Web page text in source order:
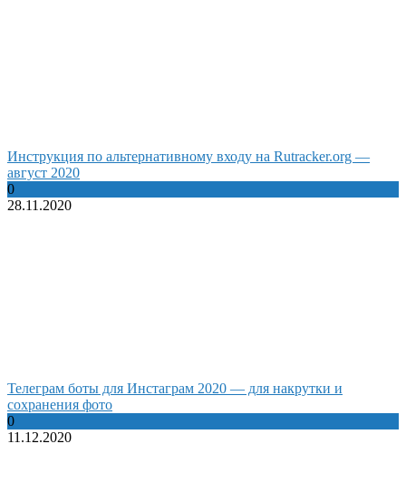
Инструкция по альтернативному входу на Rutracker.org —
август 2020
0
28.11.2020
Телеграм боты для Инстаграм 2020 — для накрутки и
сохранения фото
0
11.12.2020